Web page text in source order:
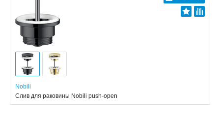
Nobili
Слив для раковины Nobili push-open